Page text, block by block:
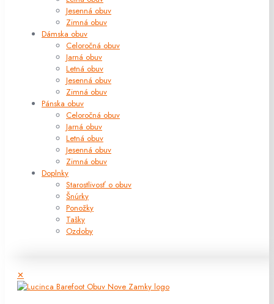
Jesenná obuv
Zimná obuv
Dámska obuv
Celoročná obuv
Jarná obuv
Letná obuv
Jesenná obuv
Zimná obuv
Pánska obuv
Celoročná obuv
Jarná obuv
Letná obuv
Jesenná obuv
Zimná obuv
Doplnky
Starostlivosť o obuv
Šnúrky
Ponožky
Tašky
Ozdoby
✕